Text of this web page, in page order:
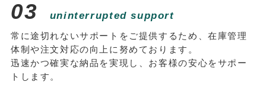
03 uninterrupted support
常に途切れないサポートをご提供するため、在庫管理
体制や注文対応の向上に努めております。
迅速かつ確実な納品を実現し、お客様の安心をサポー
トします。